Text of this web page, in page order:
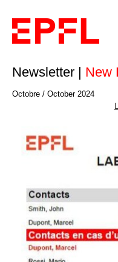
Newsletter | New
Octobre / October 2024